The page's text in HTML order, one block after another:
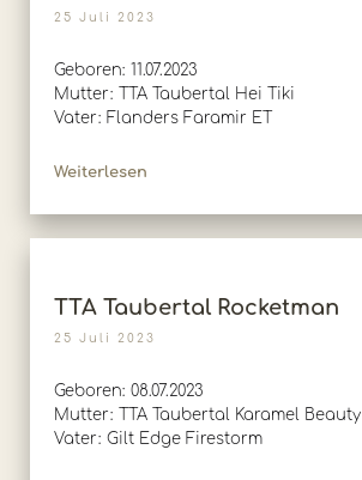
25 Juli 2023
Geboren: 11.07.2023
Mutter: TTA Taubertal Hei Tiki
Vater: Flanders Faramir ET
Weiterlesen
TTA Taubertal Rocketman
25 Juli 2023
Geboren: 08.07.2023
Mutter: TTA Taubertal Karamel Beauty
Vater: Gilt Edge Firestorm